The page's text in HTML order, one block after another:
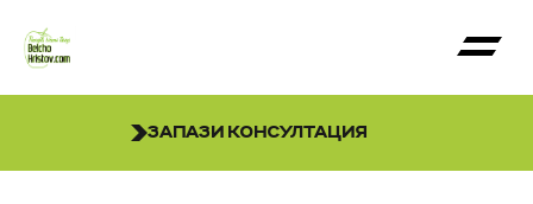
ЗАПАЗИ КОНСУЛТАЦИЯ